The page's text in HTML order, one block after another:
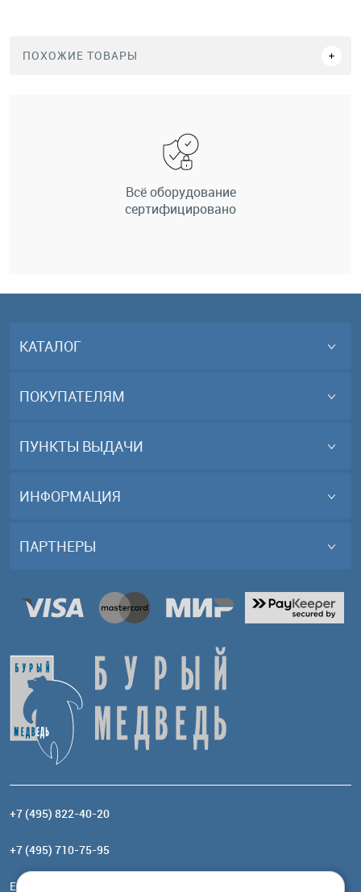
ПОХОЖИЕ ТОВАРЫ
Всё оборудование
сертифицировано
КАТАЛОГ
ПОКУПАТЕЛЯМ
ПУНКТЫ ВЫДАЧИ
ИНФОРМАЦИЯ
ПАРТНЕРЫ
+7 (495) 822-40-20
+7 (495) 710-75-95
Email: